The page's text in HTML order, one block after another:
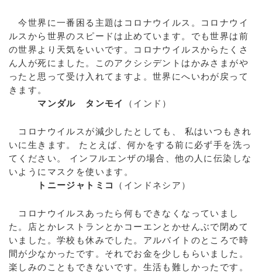
今世界に一番困る主題はコロナウイルス。コロナウイ
ルスから世界のスピードは止めています。でも世界は前
の世界より天気をいいです。コロナウイルスからたくさ
ん人が死にました。このアクシシデントはかみさまがや
ったと思って受け入れてますよ。世界にへいわが戻って
きます。
マンダル タンモイ
（インド）
コロナウイルスが減少したとしても、 私はいつもきれ
いに生きます。 たとえば、何かをする前に必ず手を洗っ
てください。 インフルエンザの場合、他の人に伝染しな
いようにマスクを使います。
トニージャトミコ
（インドネシア）
コロナウイルスあったら何もできなくなっていまし
た。店とかレストランとかコーエンとかせんぶで閉めて
いました。学校も休みでした。アルバイトのところで時
間が少なかったです。それでお金を少しもらいました。
楽しみのこともできないです。生活も難しかったです。